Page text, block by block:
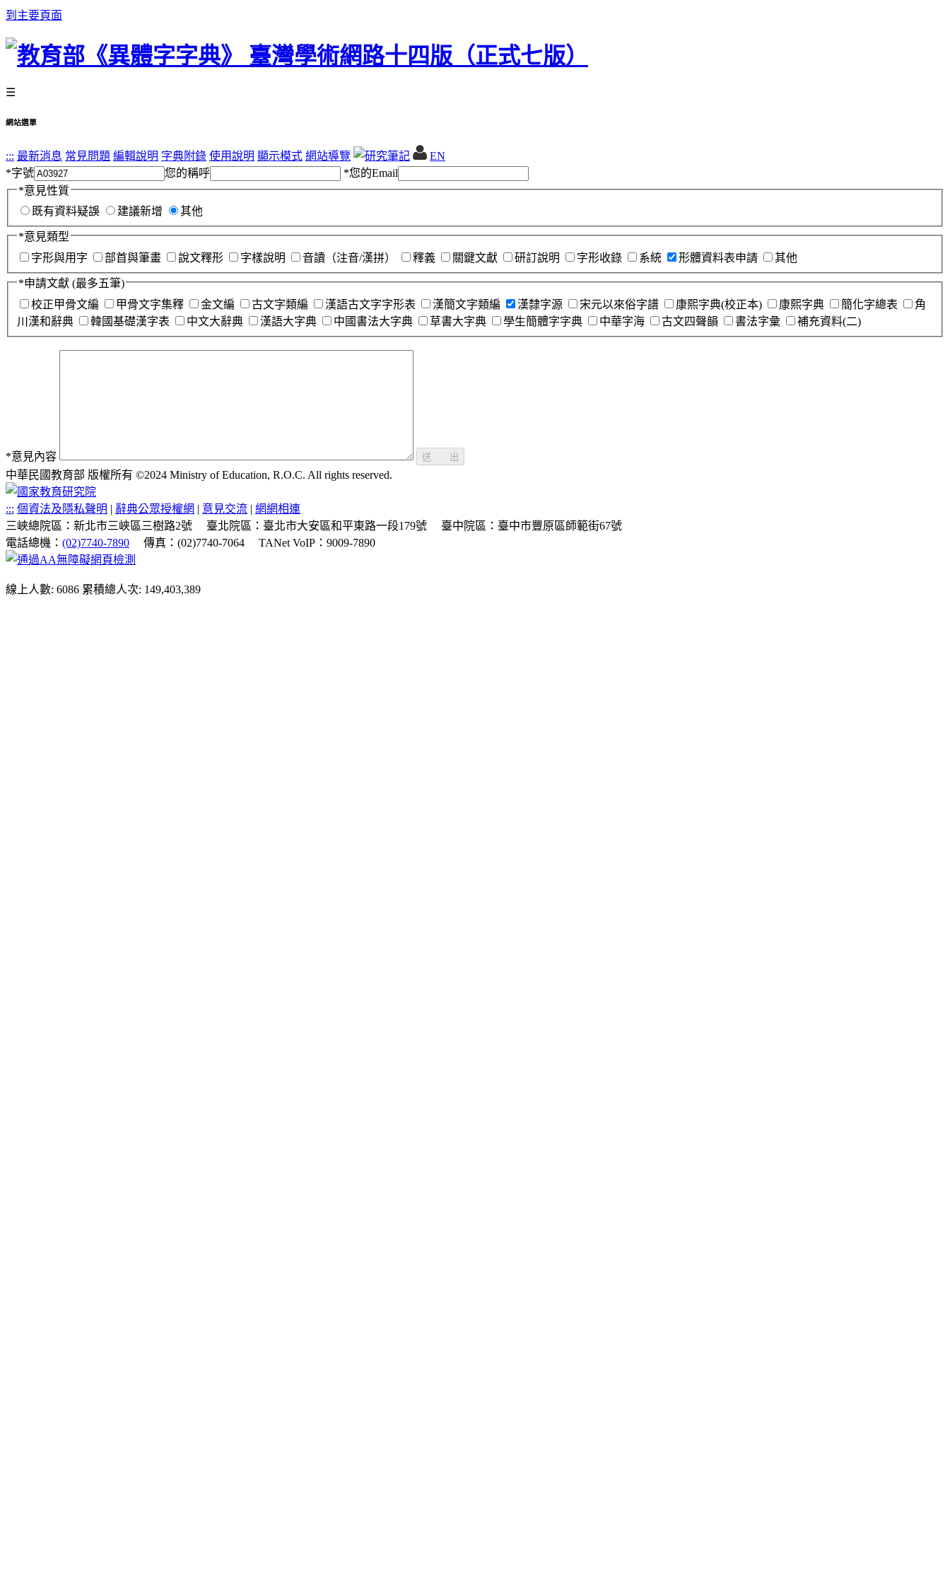
到主要頁面
☰
網站選單
::: 最新消息 常見問題 編輯說明 字典附錄 使用說明 顯示模式 網站導覽
EN
*字號 您的稱呼 *您的Email
*意見性質
既有資料疑誤
建議新增 其他
*意見類型
字形與用字
部首與筆畫 說文釋形 字樣說明 音讀（注音/漢拼） 釋義 關鍵文獻 研訂說明 字形收錄 系統 形體資料表申請 其他
*申請文獻 (最多五筆)
校正甲骨文編
甲骨文字集釋 金文編 古文字類編 漢語古文字字形表 漢簡文字類編 漢隸字源 宋元以來俗字譜 康熙字典(校正本) 康熙字典 簡化字總表
角
川漢和辭典
韓國基礎漢字表 中文大辭典 漢語大字典 中國書法大字典 草書大字典 學生簡體字字典 中華字海 古文四聲韻 書法字彙 補充資料(二)
*意見內容 送 出
中華民國教育部 版權所有 ©2024 Ministry of Education, R.O.C. All rights reserved.
::: 個資法及隱私聲明 | 辭典公眾授權網 | 意見交流 | 網網相連
三峽總院區：新北市三峽區三樹路2號
臺北院區：臺北市大安區和平東路一段179號
臺中院區：臺中市豐原區師範街67號
電話總機： (02)7740-7890 傳真：(02)7740-7064 TANet VoIP：9009-7890
線上人數: 6086 累積總人次: 149,403,389